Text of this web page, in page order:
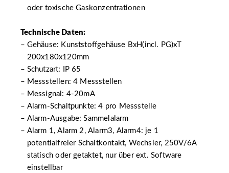
oder toxische Gaskonzentrationen
Technische Daten:
Gehäuse: Kunststoffgehäuse BxH(incl. PG)xT
200x180x120mm
Schutzart: IP 65
Messstellen: 4 Messstellen
Messignal: 4-20mA
Alarm-Schaltpunkte: 4 pro Messstelle
Alarm-Ausgabe: Sammelalarm
Alarm 1, Alarm 2, Alarm3, Alarm4: je 1
potentialfreier Schaltkontakt, Wechsler, 250V/6A
statisch oder getaktet, nur über ext. Software
einstellbar